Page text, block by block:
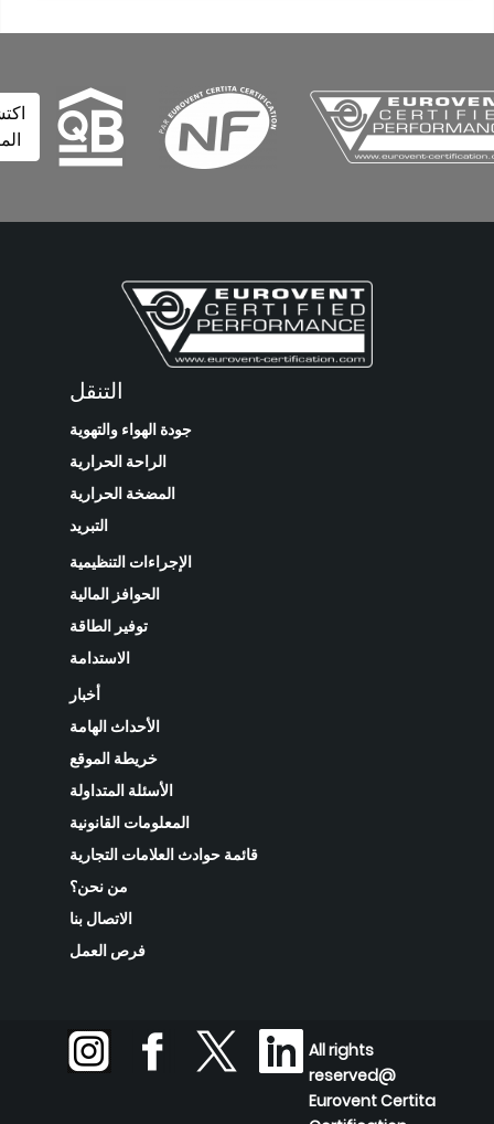
اكتشف
المزيد
التنقل
جودة الهواء والتهوية
الراحة الحرارية
المضخة الحرارية
الإجراءات التنظيمية
الحوافز المالية
توفير الطاقة
الاستدامة
الأحداث الهامة
خريطة الموقع
الأسئلة المتداولة
المعلومات القانونية
قائمة حوادث العلامات التجارية
من نحن؟
الاتصال بنا
فرص العمل
All rights
reserved@
Eurovent Certita